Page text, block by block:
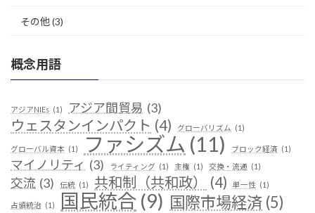
その他(3)
概念用語
アジアNIEs (1) アジア間貿易 (3)
ウェスタンインパクト (4) グローバリズム (1)
グローバル資本 (1) ファシズム (11) ブロック経済 (1)
マイノリティ (3) ライティング (1) 主権 (1) 交換・流通 (1)
交流 (3) 伝統 (1) 共和制（共和政） (4) 単一性 (1)
占領統治 (1) 国民統合 (9) 国際市場経済 (5)